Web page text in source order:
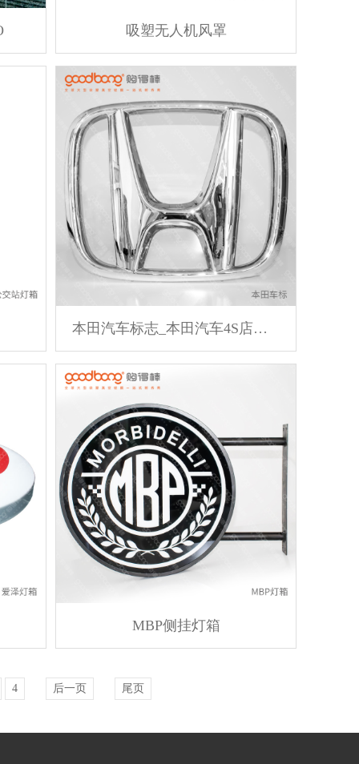
吸塑无人机风罩
本田汽车标志_本田汽车4S店标识_本田车标
MBP侧挂灯箱
4 后一页 尾页